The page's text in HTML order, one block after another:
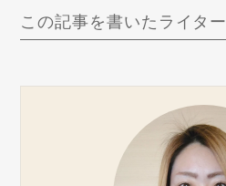
この記事を書いたライター